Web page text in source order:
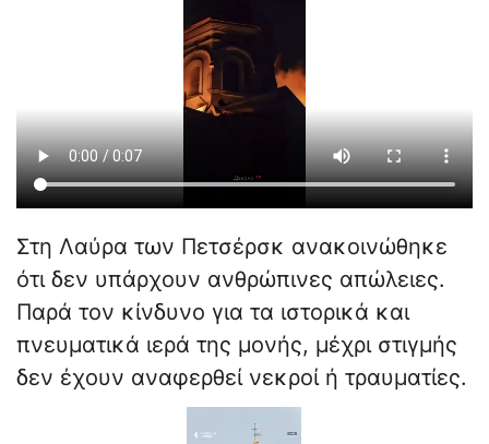
Στη Λαύρα των Πετσέρσκ ανακοινώθηκε
ότι δεν υπάρχουν ανθρώπινες απώλειες.
Παρά τον κίνδυνο για τα ιστορικά και
πνευματικά ιερά της μονής, μέχρι στιγμής
δεν έχουν αναφερθεί νεκροί ή τραυματίες.